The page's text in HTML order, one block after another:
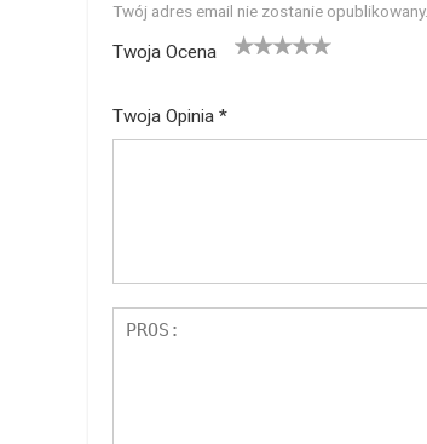
Twój adres email nie zostanie opublikowany.
Twoja Ocena
Twoja Opinia *